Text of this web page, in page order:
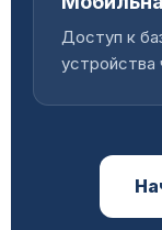
Доступ к
устройства